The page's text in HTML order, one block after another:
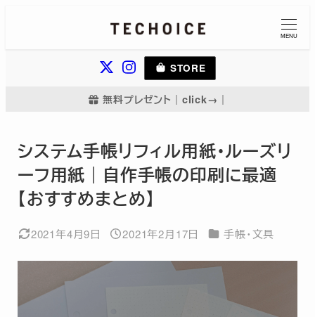
MENU
STORE
無料プレゼント｜click→｜
システム手帳リフィル用紙・ルーズリ
ーフ用紙｜自作手帳の印刷に最適
【おすすめまとめ】
更新日
2021年4月9日
投稿日
2021年2月17日 カテゴリー
手帳・文具